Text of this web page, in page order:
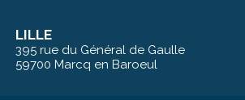
LILLE
395 rue du Général de Gaulle
59700 Marcq en Baroeul